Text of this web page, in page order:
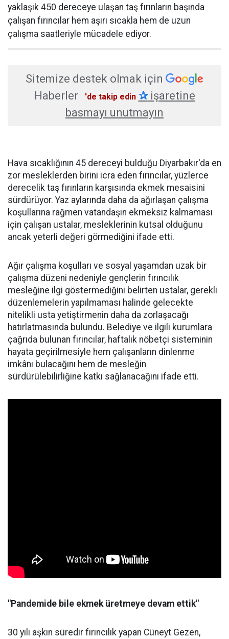
yaklaşık 450 dereceye ulaşan taş fırınların başında
çalışan fırıncılar hem aşırı sıcakla hem de uzun
çalışma saatleriyle mücadele ediyor.
Sitemize destek olmak için
Haberler
'de takip edin ✰işaretine
basmayı unutmayın
Hava sıcaklığının 45 dereceyi bulduğu Diyarbakır'da en
zor mesleklerden birini icra eden fırıncılar, yüzlerce
derecelik taş fırınların karşısında ekmek mesaisini
sürdürüyor. Yaz aylarında daha da ağırlaşan çalışma
koşullarına rağmen vatandaşın ekmeksiz kalmaması
için çalışan ustalar, mesleklerinin kutsal olduğunu
ancak yeterli değeri görmediğini ifade etti.
Ağır çalışma koşulları ve sosyal yaşamdan uzak bir
çalışma düzeni nedeniyle gençlerin fırıncılık
mesleğine ilgi göstermediğini belirten ustalar, gerekli
düzenlemelerin yapılmaması halinde gelecekte
nitelikli usta yetiştirmenin daha da zorlaşacağı
hatırlatmasında bulundu. Belediye ve ilgili kurumlara
çağrıda bulunan fırıncılar, haftalık nöbetçi sisteminin
hayata geçirilmesiyle hem çalışanların dinlenme
imkânı bulacağını hem de mesleğin
sürdürülebilirliğine katkı sağlanacağını ifade etti.
"Pandemide bile ekmek üretmeye devam ettik"
30 yılı aşkın süredir fırıncılık yapan Cüneyt Gezen,